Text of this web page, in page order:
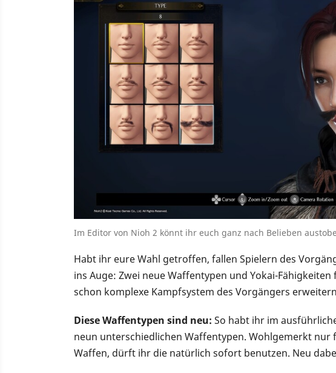
Im Editor von Nioh 2 könnt ihr euch ganz nach Belieben
Habt ihr eure Wahl getroffen, fallen Spielern des
ins Auge: Zwei neue Waffentypen und Yokai-
schon komplexe Kampfsystem des Vorgängers
Diese Waffentypen sind neu: So habt ihr im
neun unterschiedlichen Waffentypen. Wohlgemerkt nur
Waffen, dürft ihr die natürlich sofort benutzen. Neu